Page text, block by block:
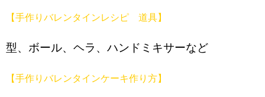
【手作りバレンタインレシピ 道具】
型、ボール、ヘラ、ハンドミキサーなど
【手作りバレンタインケーキ作り方】